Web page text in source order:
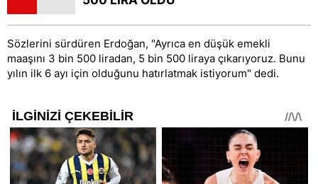
Sözlerini sürdüren Erdoğan, "Ayrıca en düşük emekli
maaşını 3 bin 500 liradan, 5 bin 500 liraya çıkarıyoruz. Bunu
yılın ilk 6 ayı için olduğunu hatırlatmak istiyorum" dedi.